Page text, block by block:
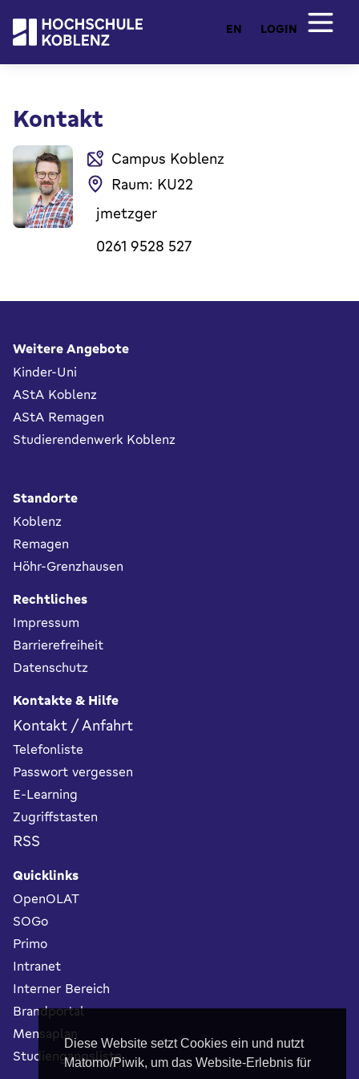
Diese Website setzt Cookies ein und nutzt
Matomo/Piwik, um das Website-Erlebnis für
EN LOGIN
Kontakt
Campus Koblenz
Raum: KU22
jmetzger
0261 9528 527
Fußbereich
Weitere Angebote
Kinder-Uni
AStA Koblenz
AStA Remagen
Studierendenwerk Koblenz
Standorte
Koblenz
Remagen
Höhr-Grenzhausen
Rechtliches
Impressum
Barrierefreiheit
Datenschutz
Kontakte & Hilfe
Kontakt / Anfahrt
Telefonliste
Passwort vergessen
E-Learning
Zugriffstasten
RSS
Quicklinks
OpenOLAT
SOGo
Primo
Intranet
Interner Bereich
Brandportal
Mensaplan
Studiengangsliste